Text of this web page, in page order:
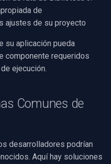
de
ajustes de su proyecto
su aplicación pueda
componente requeridos
ejecución.
Comunes de
desarrolladores podrían
Aquí hay soluciones